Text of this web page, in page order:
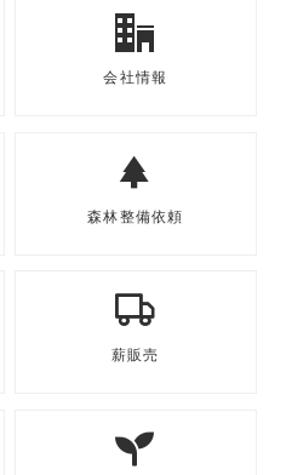
会社情報
森林整備依頼
薪販売